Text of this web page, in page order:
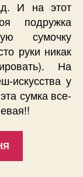
И на этот
подружка
сумочку
руки никак
На
искусства у
сумка все-